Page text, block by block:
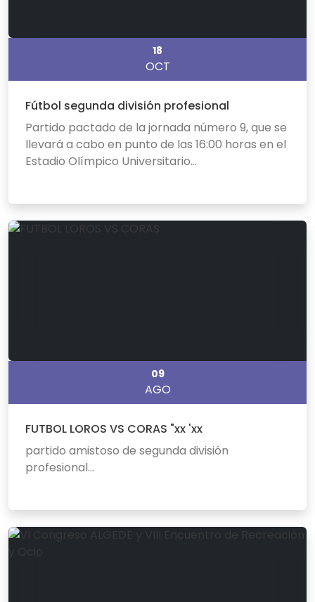
18
OCT
Fútbol segunda división profesional
Partido pactado de la jornada número 9, que se
llevará a cabo en punto de las 16:00 horas en el
Estadio Olímpico Universitario...
09
AGO
FUTBOL LOROS VS CORAS "xx 'xx
partido amistoso de segunda división
profesional...